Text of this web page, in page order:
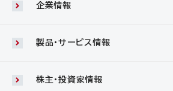
企業情報
製品・サービス情報
株主・投資家情報